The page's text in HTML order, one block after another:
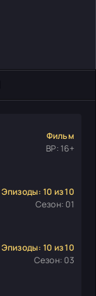
Фильм
ВР: 16+
Эпизоды: 10 из 10
Сезон: 01
Эпизоды: 10 из 10
Сезон: 03